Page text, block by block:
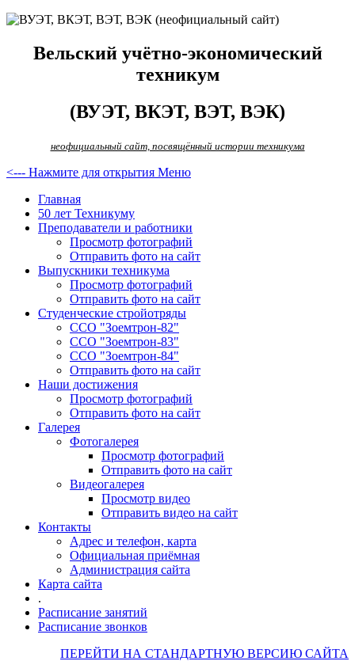
Вельский учётно-экономический
техникум
(ВУЭТ, ВКЭТ, ВЭТ, ВЭК)
неофициальный сайт, посвящённый истории техникума
<--- Нажмите для открытия Меню
Главная
50 лет Техникуму
Преподаватели и работники
Просмотр фотографий
Отправить фото на сайт
Выпускники техникума
Просмотр фотографий
Отправить фото на сайт
Студенческие стройотряды
ССО "Зоемтрон-82"
ССО "Зоемтрон-83"
ССО "Зоемтрон-84"
Отправить фото на сайт
Наши достижения
Просмотр фотографий
Отправить фото на сайт
Галерея
Фотогалерея
Просмотр фотографий
Отправить фото на сайт
Видеогалерея
Просмотр видео
Отправить видео на сайт
Контакты
Адрес и телефон, карта
Официальная приёмная
Администрация сайта
Карта сайта
.
Расписание занятий
Расписание звонков
ПЕРЕЙТИ НА СТАНДАРТНУЮ ВЕРСИЮ САЙТА